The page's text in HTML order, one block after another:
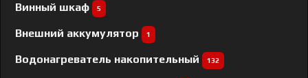
Винный шкаф 5
Внешний аккумулятор 1
Водонагреватель накопительный 132